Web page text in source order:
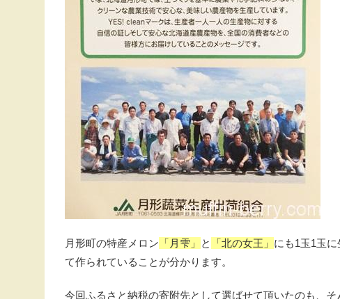
月形町の特産メロン 「月雫」 と 「北の女王」 にも1玉1玉
て作られていることが分かります。
今回ふるさと納税の寄附先として選ばせて頂いたのも、そ